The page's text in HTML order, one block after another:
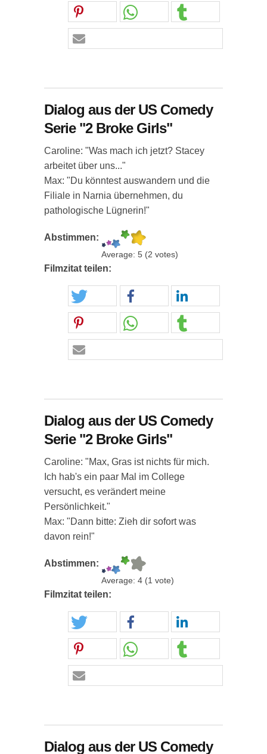
Dialog aus der US Comedy
Serie "2 Broke Girls"
Caroline: "Was mach ich jetzt? Stacey
arbeitet über uns..."
Max: "Du könntest auswandern und die
Filiale in Narnia übernehmen, du
pathologische Lügnerin!"
Abstimmen:
Average: 5 (2 votes)
Filmzitat teilen:
Dialog aus der US Comedy
Serie "2 Broke Girls"
Caroline: "Max, Gras ist nichts für mich.
Ich hab's ein paar Mal im College
versucht, es verändert meine
Persönlichkeit."
Max: "Dann bitte: Zieh dir sofort was
davon rein!"
Abstimmen:
Average: 4 (1 vote)
Filmzitat teilen:
Dialog aus der US Comedy